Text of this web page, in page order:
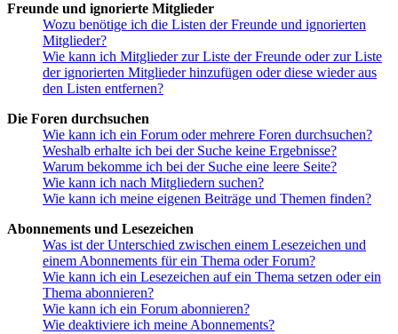
Freunde und ignorierte Mitglieder
Wozu benötige ich die Listen der Freunde und ignorierten
Mitglieder?
Wie kann ich Mitglieder zur Liste der Freunde oder zur Liste
der ignorierten Mitglieder hinzufügen oder diese wieder aus
den Listen entfernen?
Die Foren durchsuchen
Wie kann ich ein Forum oder mehrere Foren durchsuchen?
Weshalb erhalte ich bei der Suche keine Ergebnisse?
Warum bekomme ich bei der Suche eine leere Seite?
Wie kann ich nach Mitgliedern suchen?
Wie kann ich meine eigenen Beiträge und Themen finden?
Abonnements und Lesezeichen
Was ist der Unterschied zwischen einem Lesezeichen und
einem Abonnements für ein Thema oder Forum?
Wie kann ich ein Lesezeichen auf ein Thema setzen oder ein
Thema abonnieren?
Wie kann ich ein Forum abonnieren?
Wie deaktiviere ich meine Abonnements?